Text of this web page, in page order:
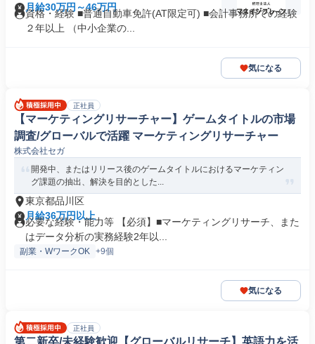
月給30万円～46万円
資格・経験 ■普通自動車免許(AT限定可) ■会計事務所での経験
２年以上 （中小企業の...
気になる
正社員
【マーケティングリサーチャー】ゲームタイトルの市場
調査/グローバルで活躍 マーケティングリサーチャー
株式会社セガ
開発中、またはリリース後のゲームタイトルにおけるマーケティン
グ課題の抽出、解決を目的とした...
東京都品川区
月給36万円以上
必要な経験・能力等 【必須】■マーケティングリサーチ、また
はデータ分析の実務経験2年以...
副業・WワークOK +9個
気になる
正社員
第二新卒/未経験歓迎【グローバルリサーチ】英語力を活